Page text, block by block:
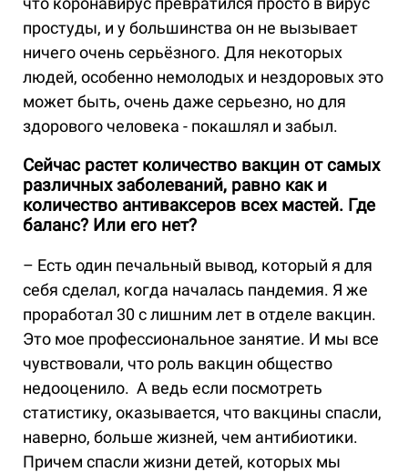
простуды, и у большинства он не вызывает
ничего очень серьёзного. Для некоторых
людей, особенно немолодых и нездоровых это
может быть, очень даже серьезно, но для
здорового человека - покашлял и забыл.
Сейчас растет количество вакцин от самых
различных заболеваний, равно как и
количество антиваксеров всех мастей. Где
баланс? Или его нет?
– Есть один печальный вывод, который я для
себя сделал, когда началась пандемия. Я же
проработал 30 с лишним лет в отделе вакцин.
Это мое профессиональное занятие. И мы все
чувствовали, что роль вакцин общество
недооценило. А ведь если посмотреть
статистику, оказывается, что вакцины спасли,
наверно, больше жизней, чем антибиотики.
Причем спасли жизни детей, которых мы